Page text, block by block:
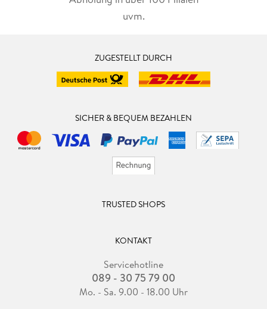
uvm.
ZUGESTELLT DURCH
SICHER & BEQUEM BEZAHLEN
TRUSTED SHOPS
KONTAKT
Servicehotline
089 - 30 75 79 00
Mo. - Sa. 9.00 - 18.00 Uhr